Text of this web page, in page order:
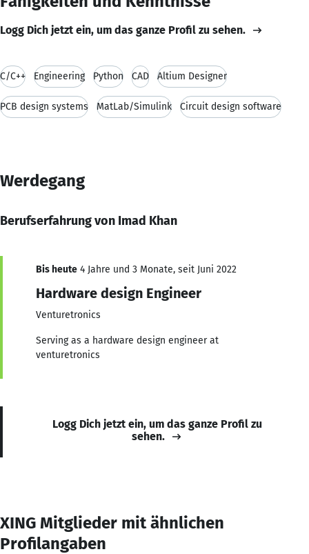
Logg Dich jetzt ein, um das ganze Profil zu sehen.
C/C++ Engineering Python CAD Altium Designer
PCB design systems MatLab/Simulink Circuit design software
Werdegang
Berufserfahrung von Imad Khan
Bis heute 4 Jahre und 3 Monate, seit Juni 2022
Hardware design Engineer
Venturetronics
Serving as a hardware design engineer at
venturetronics
Logg Dich jetzt ein, um das ganze Profil zu
sehen.
XING Mitglieder mit ähnlichen
Profilangaben